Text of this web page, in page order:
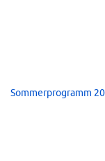
Sommerprogramm